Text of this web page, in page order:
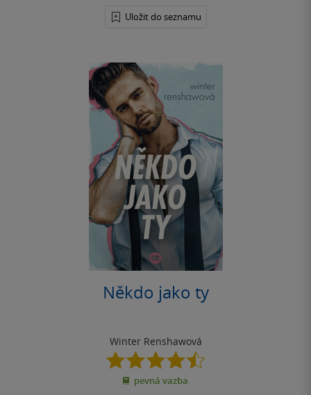
Uložit do seznamu
Někdo jako ty
Winter Renshawová
4.5
z
5
pevná vazba